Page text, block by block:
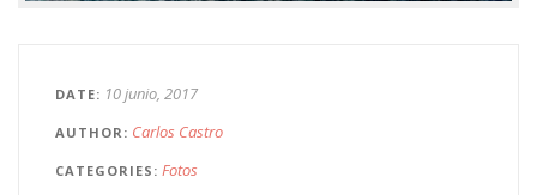
DATE 10 junio, 2017
AUTHOR Carlos Castro
CATEGORIES Fotos